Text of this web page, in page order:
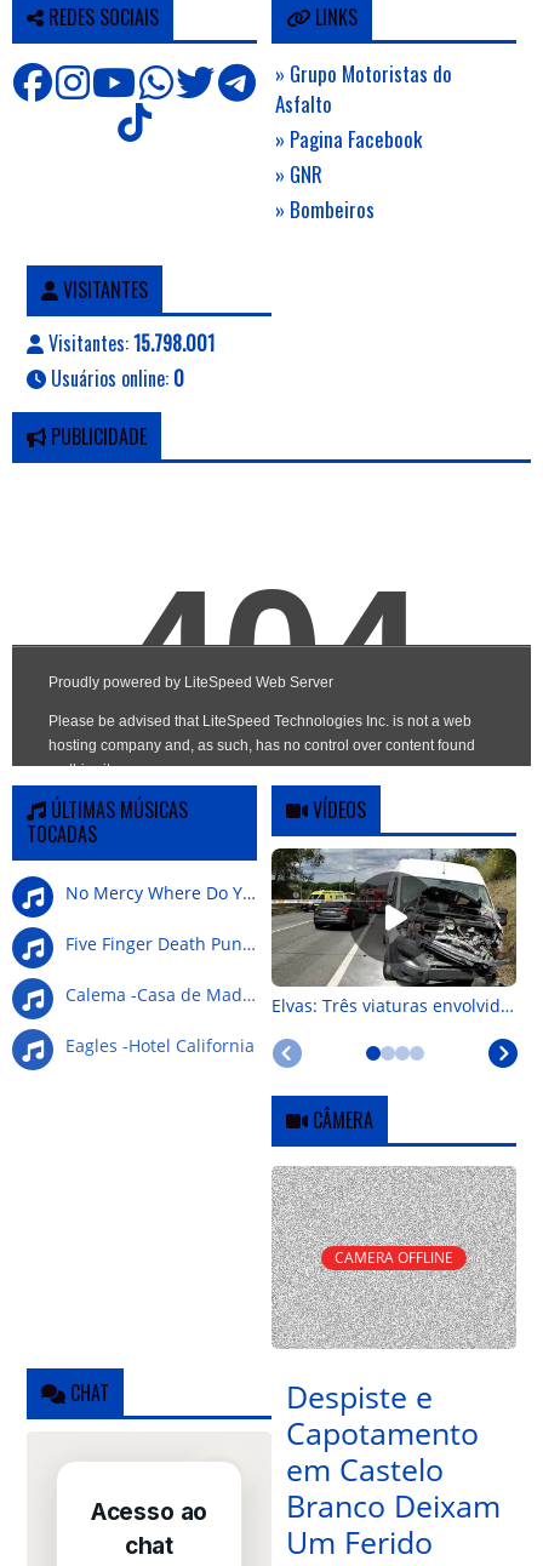
REDES SOCIAIS LINKS
» Grupo Motoristas do
Asfalto
» Pagina Facebook
» GNR
» Bombeiros
VISITANTES
Visitantes:15.798.001
Usuários online: 0
PUBLICIDADE
ÚLTIMAS MÚSICAS
TOCADAS
No Mercy Where Do You G
Five Finger Death Punch-Wrong Side Of Heaven
Calema -Casa de Madeira
Eagles -Hotel California
VÍDEOS
Elvas: Três viaturas envolvidas em colisão na Nacional 4
CÂMERA
CAMERA OFFLINE
CHAT
Despiste e
Capotamento
em Castelo
Branco Deixam
Um Ferido